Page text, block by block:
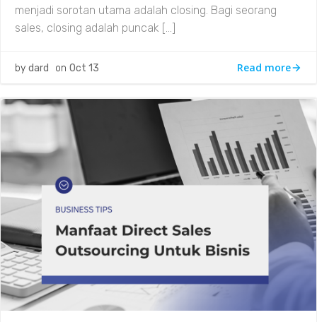
menjadi sorotan utama adalah closing. Bagi seorang
sales, closing adalah puncak […]
by dard on Oct 13 Read more